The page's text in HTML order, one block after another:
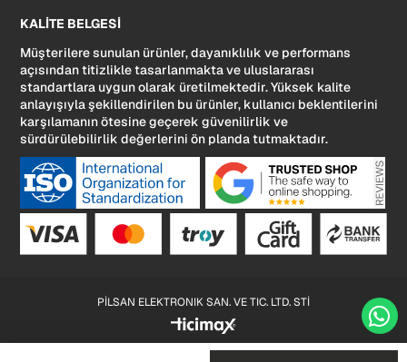
KALİTE BELGESİ
Müşterilere sunulan ürünler, dayanıklılık ve performans
açısından titizlikle tasarlanmakta ve uluslararası
standartlara uygun olarak üretilmektedir. Yüksek kalite
anlayışıyla şekillendirilen bu ürünler, kullanıcı beklentilerini
karşılamanın ötesine geçerek güvenilirlik ve
sürdürülebilirlik değerlerini ön planda tutmaktadır.
PİLSAN ELEKTRONIK SAN. VE TIC. LTD. STİ